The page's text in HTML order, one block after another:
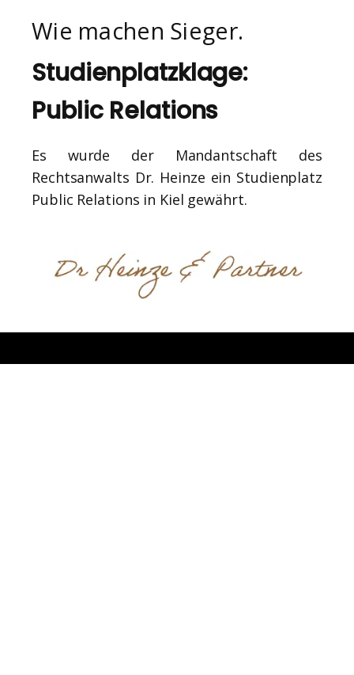
Wie machen Sieger.
Studienplatzklage:
Public Relations
Es wurde der Mandantschaft des
Rechtsanwalts Dr. Heinze ein Studienplatz
Public Relations in Kiel gewährt.